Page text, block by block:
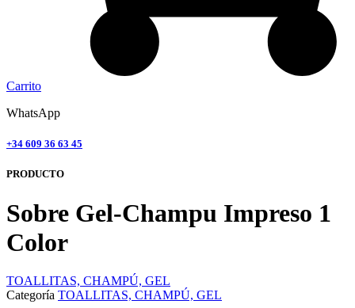
Carrito
WhatsApp
+34 609 36 63 45
PRODUCTO
Sobre Gel-Champu Impreso 1
Color
TOALLITAS, CHAMPÚ, GEL
Categoría TOALLITAS, CHAMPÚ, GEL